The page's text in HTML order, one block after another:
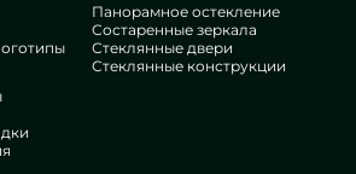
Панорамное остекление
Состаренные зеркала
Стеклянные двери
Стеклянные конструкции